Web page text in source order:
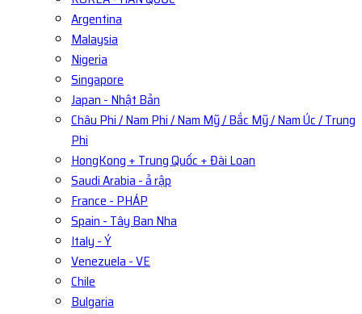
Argentina
Malaysia
Nigeria
Singapore
Japan - Nhật Bản
Châu Phi / Nam Phi / Nam Mỹ / Bắc Mỹ / Nam Úc / Trung
Phi
HongKong + Trung Quốc + Đài Loan
Saudi Arabia - ả rập
France - PHÁP
Spain - Tây Ban Nha
Italy - Ý
Venezuela - VE
Chile
Bulgaria